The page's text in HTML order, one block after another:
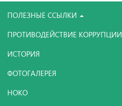
ПОЛЕЗНЫЕ ССЫЛКИ
ПРОТИВОДЕЙСТВИЕ КОРРУПЦИИ
ИСТОРИЯ
ФОТОГАЛЕРЕЯ
НОКО